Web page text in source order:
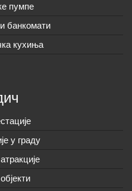
пумпе
банкомати
кухиња
у граду